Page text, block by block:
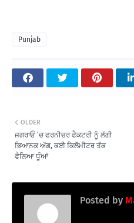
Punjab
OLDER
ਜਗਰਾਓਂ ‘ਚ ਫਰਨੀਚਰ ਫੈਕਟਰੀ ਨੂੰ ਲੱਗੀ
ਭਿਆਨਕ ਅੱਗ, ਕਈ ਕਿਲੋਮੀਟਰ ਤੱਕ
ਫੈਲਿਆ ਧੂੰਆਂ
Posted by